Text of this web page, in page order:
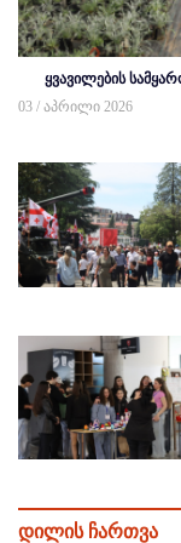
ყვავილების
03 / აპრილი 2026
დილის ჩართვა